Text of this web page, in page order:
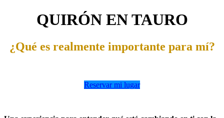
QUIRÓN EN TAURO
¿Qué es realmente importante para mí?
Reservar mi lugar